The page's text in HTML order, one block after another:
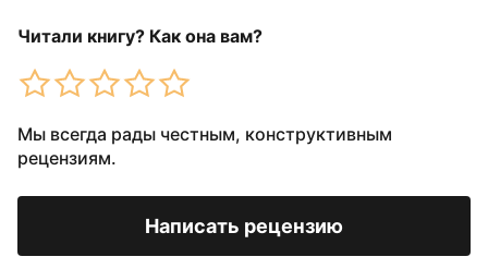
Читали книгу? Как она вам?
Мы всегда рады честным, конструктивным
рецензиям.
Написать рецензию